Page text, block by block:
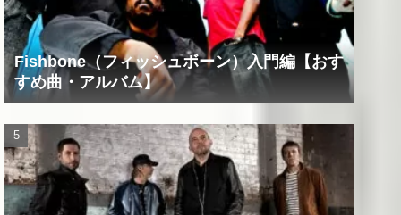
Fishbone（フィッシュボーン）入門編【おす
すめ曲・アルバム】